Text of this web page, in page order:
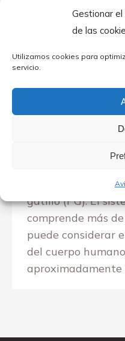
Gestionar
de las
Utilizamos cookies para
servicio.
QUÉ CONSISTE
Podemos definir
Miofacial (SDM)
inflamatorio que
primordial es la
gatillo (PG). El
comprende más
puede considerar
del cuerpo
aproximadamente